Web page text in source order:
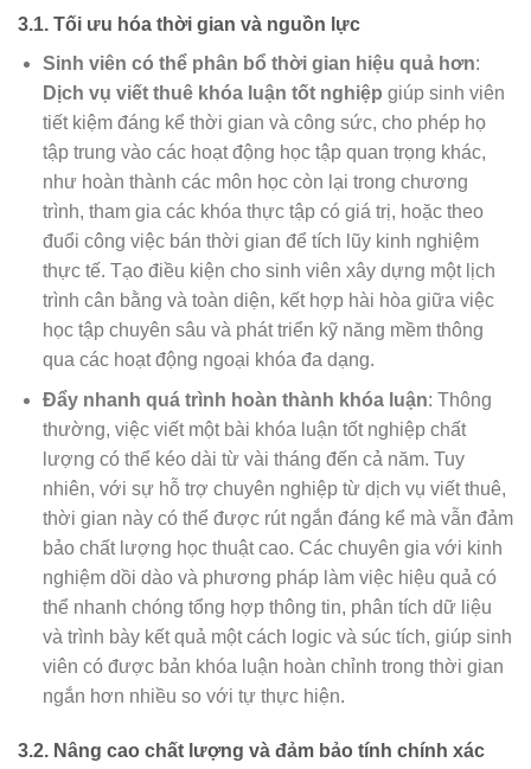
3.1. Tối ưu hóa thời gian và nguồn lực
Sinh viên có thể phân bổ thời gian hiệu quả hơn:
Dịch vụ viết thuê khóa luận tốt nghiệp giúp sinh viên
tiết kiệm đáng kể thời gian và công sức, cho phép họ
tập trung vào các hoạt động học tập quan trọng khác,
như hoàn thành các môn học còn lại trong chương
trình, tham gia các khóa thực tập có giá trị, hoặc theo
đuổi công việc bán thời gian để tích lũy kinh nghiệm
thực tế. Tạo điều kiện cho sinh viên xây dựng một lịch
trình cân bằng và toàn diện, kết hợp hài hòa giữa việc
học tập chuyên sâu và phát triển kỹ năng mềm thông
qua các hoạt động ngoại khóa đa dạng.
Đẩy nhanh quá trình hoàn thành khóa luận: Thông
thường, việc viết một bài khóa luận tốt nghiệp chất
lượng có thể kéo dài từ vài tháng đến cả năm. Tuy
nhiên, với sự hỗ trợ chuyên nghiệp từ dịch vụ viết thuê,
thời gian này có thể được rút ngắn đáng kể mà vẫn đảm
bảo chất lượng học thuật cao. Các chuyên gia với kinh
nghiệm dồi dào và phương pháp làm việc hiệu quả có
thể nhanh chóng tổng hợp thông tin, phân tích dữ liệu
và trình bày kết quả một cách logic và súc tích, giúp sinh
viên có được bản khóa luận hoàn chỉnh trong thời gian
ngắn hơn nhiều so với tự thực hiện.
3.2. Nâng cao chất lượng và đảm bảo tính chính xác